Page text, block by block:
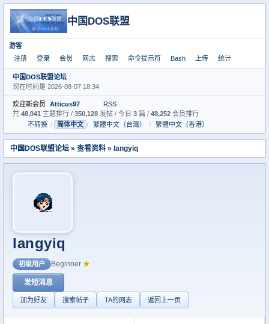
中国DOS联盟
游客
注册
登录 会员 网志 搜索 命令提示符 Bash 上传 统计
中国DOS联盟论坛
现在时间是 2026-08-07 18:34
欢迎新会员 Atticus97
RSS
共 48,041 主题排行 / 350,128 发帖 / 今日 3 篇 / 48,252 会员排行
不转换 / 简体中文 / 繁體中文（台灣） / 繁體中文（香港）
中国DOS联盟论坛 » 查看资料 » langyiq
langyiq
初级用户 Beginner ★
发短消息
加为好友 搜索帖子 TA的网志 返回上一页